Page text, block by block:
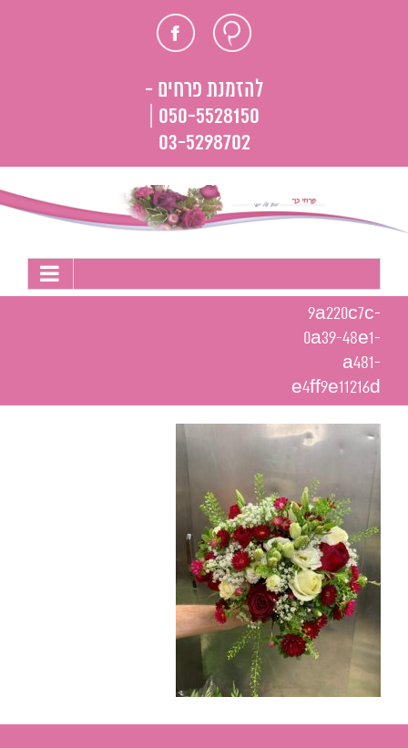
חוות פייסבוק
להזמנת פרחים -
050-5528150 |
03-5298702
9a220c7c-
0a39-48e1-
a481-
e4ff9e11216d